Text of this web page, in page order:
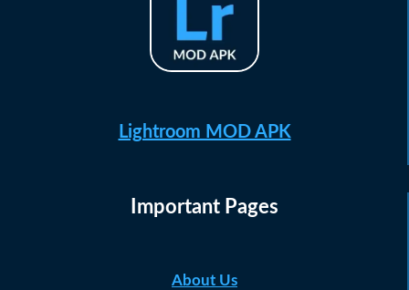
Lightroom MOD APK
Important Pages
About Us